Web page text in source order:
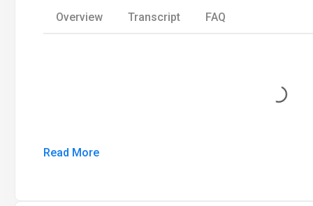
Overview Transcript FAQ
Loading...
Read More